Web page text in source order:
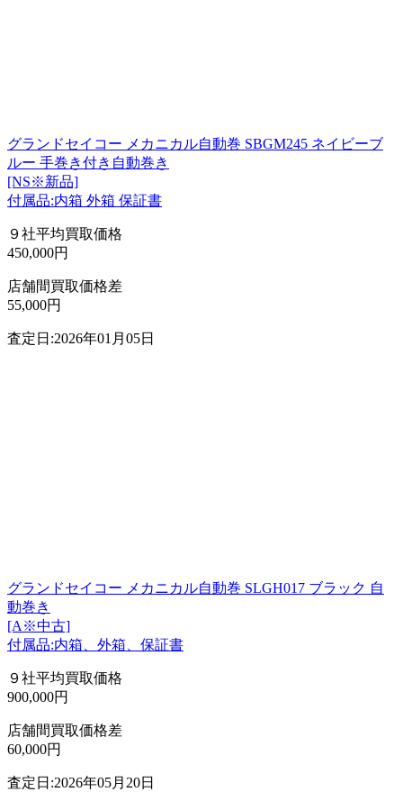
グランドセイコー メカニカル自動巻 SBGM245 ネイビーブ
ルー 手巻き付き自動巻き
[NS※新品]
付属品:内箱 外箱 保証書
９社平均買取価格
450,000円
店舗間買取価格差
55,000円
査定日:2026年01月05日
グランドセイコー メカニカル自動巻 SLGH017 ブラック 自
動巻き
[A※中古]
付属品:内箱、外箱、保証書
９社平均買取価格
900,000円
店舗間買取価格差
60,000円
査定日:2026年05月20日